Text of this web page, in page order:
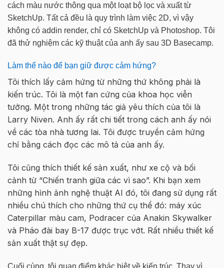
cách màu nước thông qua một loạt bộ lọc và xuất từ
SketchUp. Tất cả đều là quy trình làm việc 2D, vì vậy
không có addin render, chỉ có SketchUp và Photoshop. Tôi
đã thử nghiệm các kỹ thuật của anh ấy sau 3D Basecamp.
Làm thế nào để bạn giữ được cảm hứng?
Tôi thích lấy cảm hứng từ những thứ không phải là
kiến trúc. Tôi là một fan cứng của khoa học viễn
tưởng. Một trong những tác giả yêu thích của tôi là
Larry Niven. Anh ấy rất chi tiết trong cách anh ấy nói
về các tòa nhà tương lai. Tôi được truyền cảm hứng
chỉ bằng cách đọc các mô tả của anh ấy.
Tôi cũng thích thiết kế sản xuất, như xe cộ và bối
cảnh từ “Chiến tranh giữa các vì sao”. Khi bạn xem
những hình ảnh nghệ thuật AI đó, tôi đang sử dụng rất
nhiều chú thích cho những thứ cụ thể đó: máy xúc
Caterpillar màu cam, Podracer của Anakin Skywalker
và Pháo đài bay B-17 được trục vớt. Rất nhiều thiết kế
sản xuất thật sự đẹp.
Cuối cùng, tôi quan điểm khác biệt về kiến trúc. Thay vì